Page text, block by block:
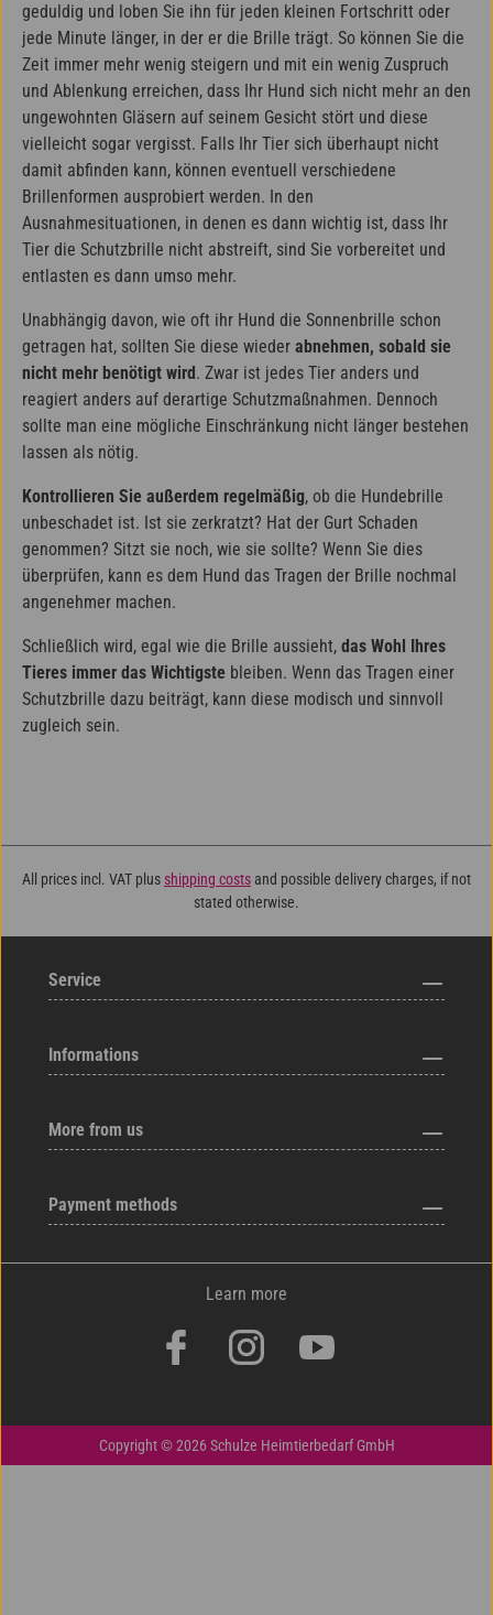
geduldig und loben Sie ihn für jeden kleinen Fortschritt oder
jede Minute länger, in der er die Brille trägt. So können Sie die
Zeit immer mehr wenig steigern und mit ein wenig Zuspruch
und Ablenkung erreichen, dass Ihr Hund sich nicht mehr an den
ungewohnten Gläsern auf seinem Gesicht stört und diese
vielleicht sogar vergisst. Falls Ihr Tier sich überhaupt nicht
damit abfinden kann, können eventuell verschiedene
Brillenformen ausprobiert werden. In den
Ausnahmesituationen, in denen es dann wichtig ist, dass Ihr
Tier die Schutzbrille nicht abstreift, sind Sie vorbereitet und
entlasten es dann umso mehr.
Unabhängig davon, wie oft ihr Hund die Sonnenbrille schon
getragen hat, sollten Sie diese wieder abnehmen, sobald sie
nicht mehr benötigt wird . Zwar ist jedes Tier anders und
reagiert anders auf derartige Schutzmaßnahmen. Dennoch
sollte man eine mögliche Einschränkung nicht länger bestehen
lassen als nötig.
Kontrollieren Sie außerdem regelmäßig, ob die Hundebrille
unbeschadet ist. Ist sie zerkratzt? Hat der Gurt Schaden
genommen? Sitzt sie noch, wie sie sollte? Wenn Sie dies
überprüfen, kann es dem Hund das Tragen der Brille nochmal
angenehmer machen.
Schließlich wird, egal wie die Brille aussieht, das Wohl Ihres
Tieres immer das Wichtigste bleiben. Wenn das Tragen einer
Schutzbrille dazu beiträgt, kann diese modisch und sinnvoll
zugleich sein.
All prices incl. VAT plus shipping costs and possible delivery charges, if not
stated otherwise.
Service
Informations
More from us
Payment methods
Learn more
Copyright © 2026 Schulze Heimtierbedarf GmbH